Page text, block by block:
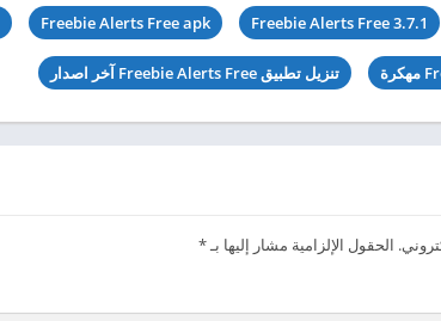
Freebie Alerts Free 3.7.1
Freebie Alerts Free apk
تنزيل تطبيق Freebie Alerts Free آخر اصدار
الحقول الإلزامية مشار إليها بـ*